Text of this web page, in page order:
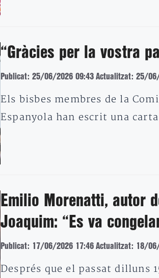
“Gràcies per la vostra
Publicat: 25/06/2026 09:43 Actualitzat: 25/
Els bisbes membres de la
Espanyola han escrit una
Emilio Morenatti, autor
Joaquim: “Es va
Publicat: 17/06/2026 17:46 Actualitzat: 18/
Després que el passat dilluns